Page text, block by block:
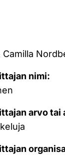
Camilla
nimi:
arvo tai